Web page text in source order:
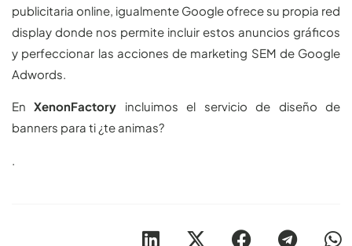
publicitaria online, igualmente Google ofrece su propia red
display donde nos permite incluir estos anuncios gráficos
y perfeccionar las acciones de marketing SEM de Google
Adwords.
EnXenonFactory incluimos el servicio de diseño de
banners para ti ¿te animas?